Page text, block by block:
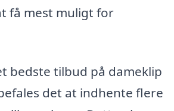
få mest muligt for
bedste tilbud på dameklip
det at indhente flere